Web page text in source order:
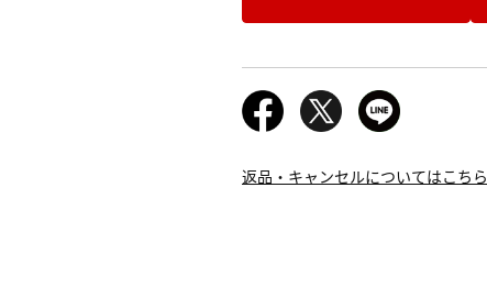
返品・キャンセルについてはこちら